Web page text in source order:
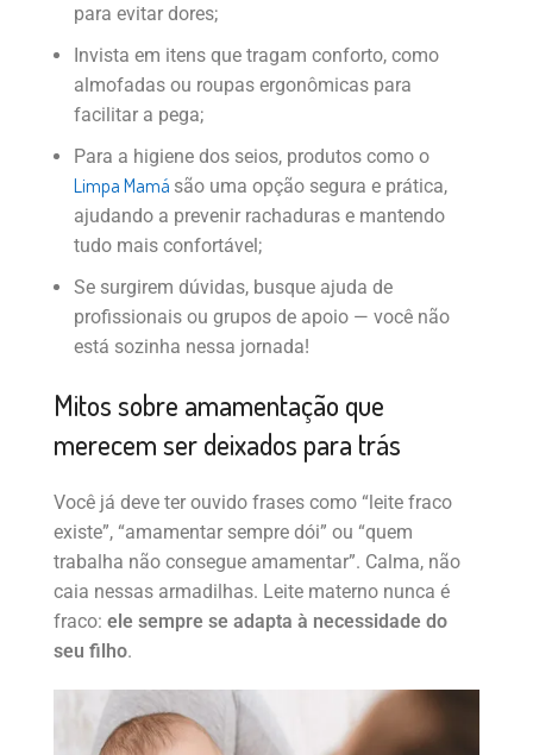
para evitar dores;
Invista em itens que tragam conforto, como
almofadas ou roupas ergonômicas para
facilitar a pega;
Para a higiene dos seios, produtos como o
Limpa Mamá são uma opção segura e prática,
ajudando a prevenir rachaduras e mantendo
tudo mais confortável;
Se surgirem dúvidas, busque ajuda de
profissionais ou grupos de apoio — você não
está sozinha nessa jornada!
Mitos sobre amamentação que
merecem ser deixados para trás
Você já deve ter ouvido frases como “leite fraco
existe”, “amamentar sempre dói” ou “quem
trabalha não consegue amamentar”. Calma, não
caia nessas armadilhas. Leite materno nunca é
fraco: ele sempre se adapta à necessidade do
seu filho.